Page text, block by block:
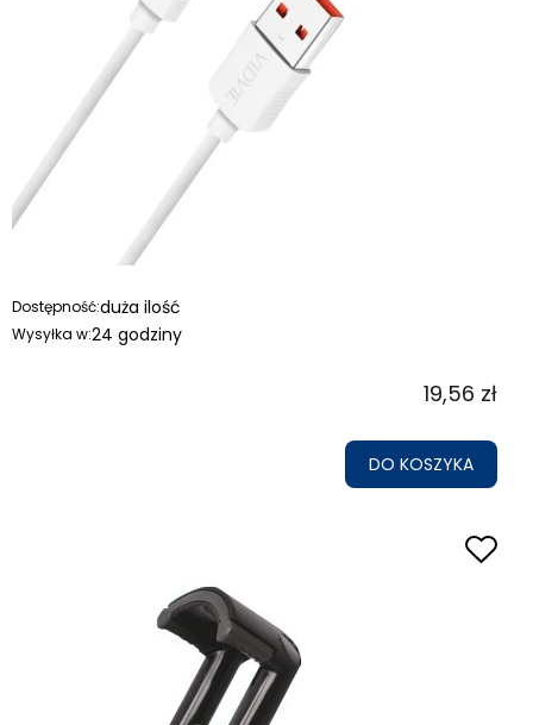
Dostępność:duża ilość
Wysyłka w:24 godziny
19,56 zł
DO KOSZYKA